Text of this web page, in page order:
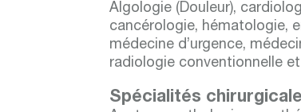
Algologie (Douleur),
cancérologie, hématologie,
médecine d’urgence,
radiologie conventionnelle
Spécialités